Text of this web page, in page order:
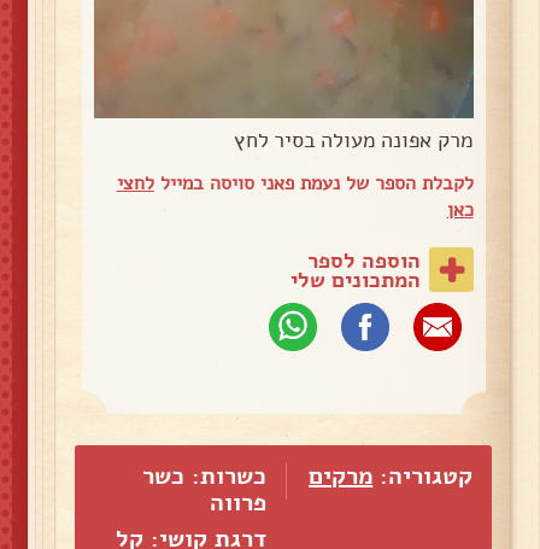
מרק אפונה מעולה בסיר לחץ
לקבלת הספר של נעמת פאני סויסה במייללחצי
כאן
הוספה לספר
המתכונים שלי
קטגוריה: מרקים
כשרות: כשר
פרווה
דרגת קושי: קל